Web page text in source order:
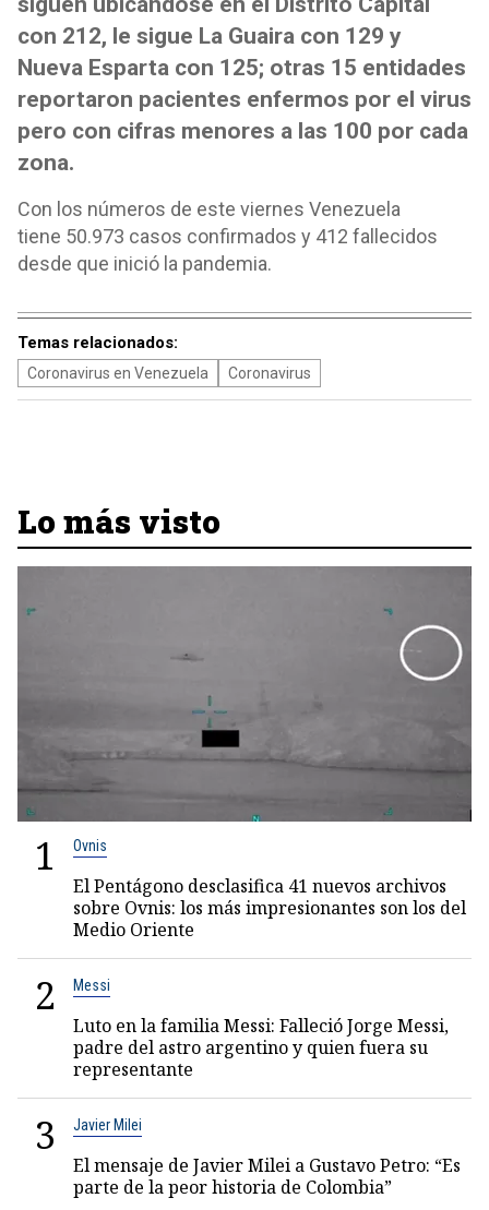
con 212, le sigue La Guaira con 129 y
Nueva Esparta con 125; otras 15 entidades
reportaron pacientes enfermos por el virus
pero con cifras menores a las 100 por cada
zona.
Con los números de este viernes Venezuela
tiene 50.973 casos confirmados y 412 fallecidos
desde que inició la pandemia.
Temas relacionados:
Coronavirus en Venezuela Coronavirus
Lo más visto
1 Ovnis
El Pentágono desclasifica 41 nuevos archivos
sobre Ovnis: los más impresionantes son los del
Medio Oriente
2 Messi
Luto en la familia Messi: Falleció Jorge Messi,
padre del astro argentino y quien fuera su
representante
3 Javier Milei
El mensaje de Javier Milei a Gustavo Petro: “Es
parte de la peor historia de Colombia”